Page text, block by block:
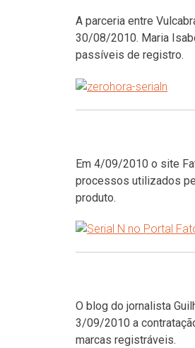
A parceria entre
30/08/2010. Maria
passíveis de registro.
Em 4/09/2010 o site
processos utilizados
produto.
O blog do jornalista
3/09/2010 a
marcas registráveis.